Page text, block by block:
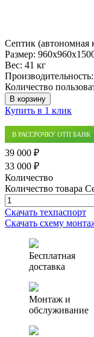
Септик (автономная
Размер:
Вес: 41 кг
Производительность:
Количество
В корзину
Купить в 1 клик
В РАССРОЧКУ ОТП БАНК
39 000 ₽
33 000 ₽
Количество
Количество товара
Скачать техпаспорт
Скачать схему
Бесплатная
доставка
Монтаж и
обслуживание